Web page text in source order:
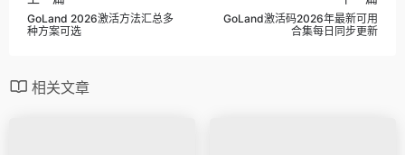
GoLand 2026激活方法汇总多
种方案可选
GoLand激活码2026年最新可用
合集每日同步更新
相关文章